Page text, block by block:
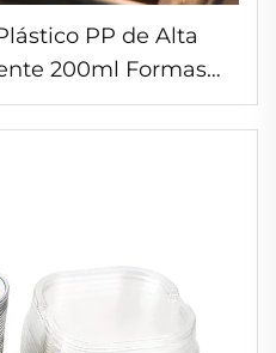
PP de Alta
200ml Formas
em Folha de
para Assar e